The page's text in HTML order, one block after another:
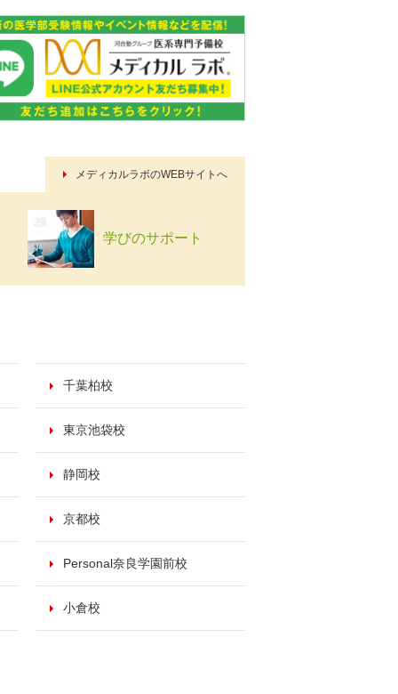
メディカルラボのWEBサイトへ
学びのサポート
千葉柏校
東京池袋校
静岡校
京都校
Personal奈良学園前校
小倉校